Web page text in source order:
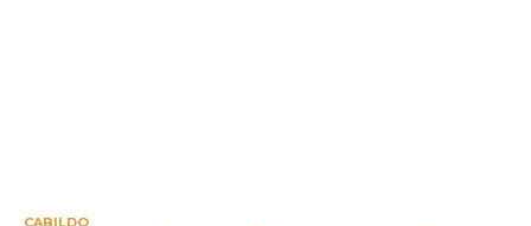
CABILDO